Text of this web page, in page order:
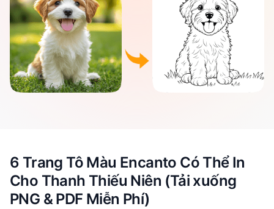
6 Trang Tô Màu Encanto Có Thể In
Cho Thanh Thiếu Niên (Tải xuống
PNG & PDF Miễn Phí)